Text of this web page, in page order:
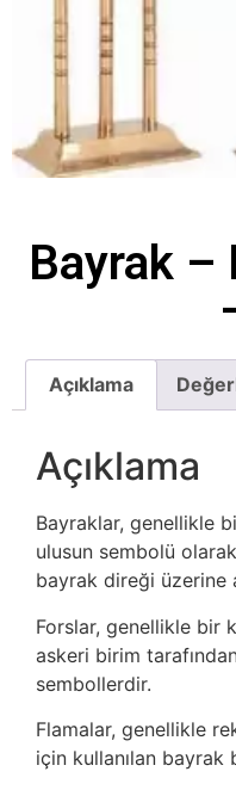
Bayrak –
Açıklama
Açıklama
Bayraklar, genellikle
ulusun sembolü
bayrak direği üzerine
Forslar, genellikle bir
askeri birim
sembollerdir.
Flamalar, genellikle
için kullanılan bayrak